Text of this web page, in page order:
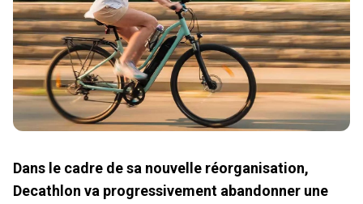
Dans le cadre de sa nouvelle réorganisation,
Decathlon va progressivement abandonner une